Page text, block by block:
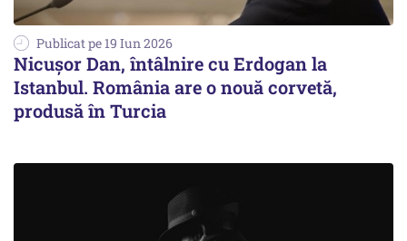
Publicat pe 19 Iun 2026
Nicușor Dan, întâlnire cu Erdogan la
Istanbul. România are o nouă corvetă,
produsă în Turcia